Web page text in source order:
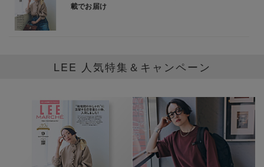
LEE 人気特集＆キャンペーン